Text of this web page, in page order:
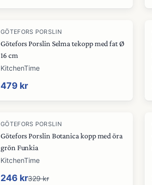
GÖTEFORS PORSLIN
Götefors Porslin Selma tekopp med fat Ø
16 cm
KitchenTime
479 kr
-25%
GÖTEFORS PORSLIN
Götefors Porslin Botanica kopp med öra
grön Funkia
KitchenTime
246 kr329 kr